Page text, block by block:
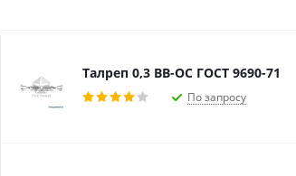
Талреп 0,3 ВВ-ОС ГОСТ 9690-71
По запросу